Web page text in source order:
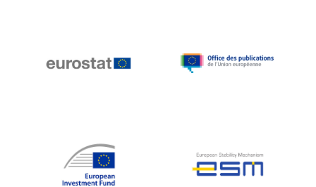
Klaus Regling
Lars Heikensten
Laura Kovesi